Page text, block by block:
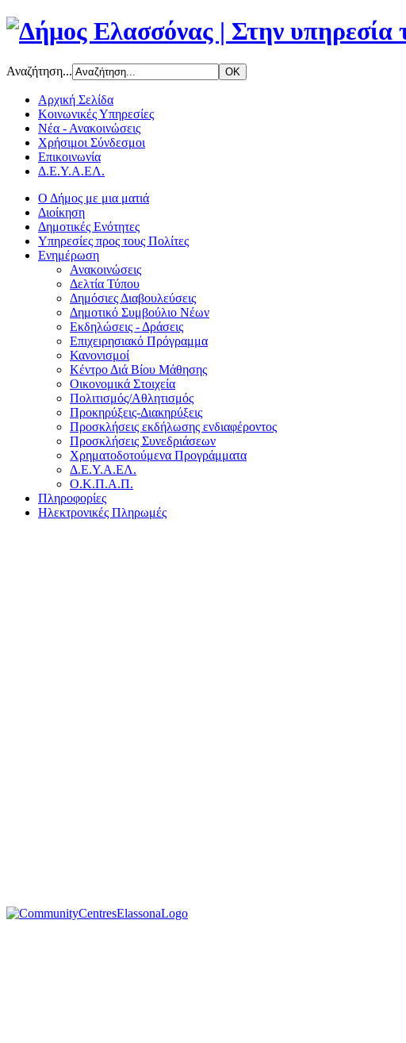
Αναζήτηση...
Αρχική Σελίδα
Κοινωνικές Υπηρεσίες
Νέα - Ανακοινώσεις
Χρήσιμοι Σύνδεσμοι
Επικοινωνία
Δ.Ε.Υ.Α.ΕΛ.
Ο Δήμος με μια ματιά
Διοίκηση
Δημοτικές Ενότητες
Υπηρεσίες προς τους Πολίτες
Ενημέρωση
Ανακοινώσεις
Δελτία Τύπου
Δημόσιες Διαβουλεύσεις
Δημοτικό Συμβούλιο Νέων
Εκδηλώσεις - Δράσεις
Επιχειρησιακό Πρόγραμμα
Κανονισμοί
Κέντρο Διά Βίου Μάθησης
Οικονομικά Στοιχεία
Πολιτισμός/Αθλητισμός
Προκηρύξεις-Διακηρύξεις
Προσκλήσεις εκδήλωσης ενδιαφέροντος
Προσκλήσεις Συνεδριάσεων
Χρηματοδοτούμενα Προγράμματα
Δ.Ε.Υ.Α.ΕΛ.
Ο.Κ.Π.Α.Π.
Πληροφορίες
Ηλεκτρονικές Πληρωμές